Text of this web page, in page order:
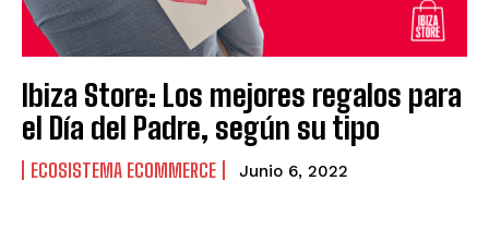
VENEZUELA
VENEZUELA
Ibiza Store: Los mejores regalos para
el Día del Padre, según su tipo
ECOSISTEMA ECOMMERCE Junio 6, 2022